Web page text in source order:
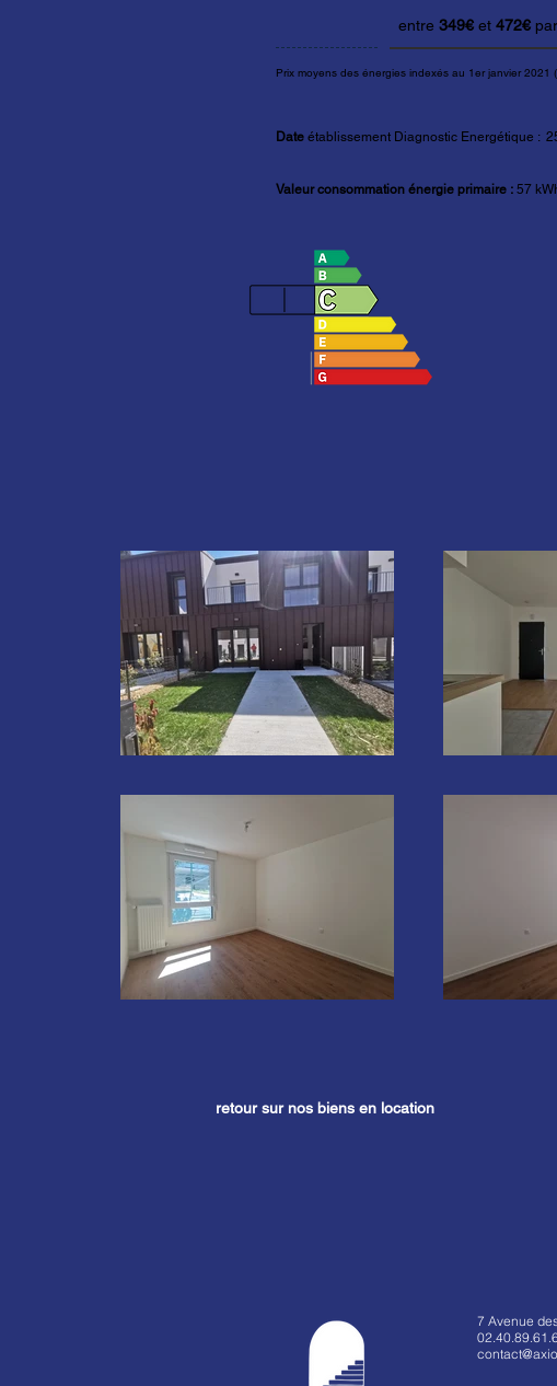
entre 349€ et 472€
Prix moyens des énergies indexés au 1er janvier 2021
Date établissement Diagnostic Energétique :
Valeur consommation énergie primaire : 57
retour sur nos biens en location
7 Avenue